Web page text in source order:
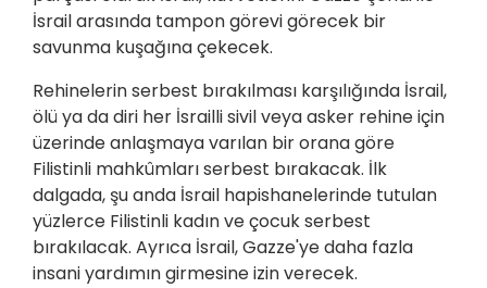
İsrail arasında tampon görevi görecek bir
savunma kuşağına çekecek.
Rehinelerin serbest bırakılması karşılığında İsrail,
ölü ya da diri her İsrailli sivil veya asker rehine için
üzerinde anlaşmaya varılan bir orana göre
Filistinli mahkûmları serbest bırakacak. İlk
dalgada, şu anda İsrail hapishanelerinde tutulan
yüzlerce Filistinli kadın ve çocuk serbest
bırakılacak. Ayrıca İsrail, Gazze'ye daha fazla
insani yardımın girmesine izin verecek.